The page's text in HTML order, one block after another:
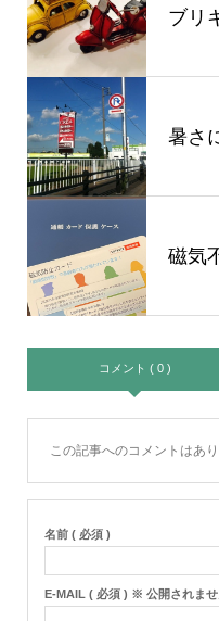
ブリ
暑さ
磁気
コメント ( 0 )
この記事へのコメントはあり
名前 ( 必須 )
E-MAIL ( 必須 ) ※ 公開されま